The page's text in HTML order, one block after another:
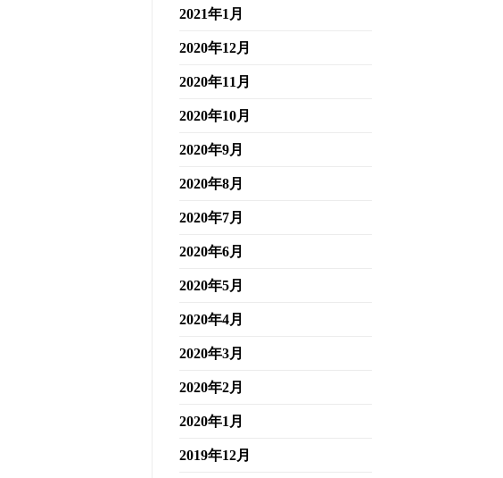
2021年1月
2020年12月
2020年11月
2020年10月
2020年9月
2020年8月
2020年7月
2020年6月
2020年5月
2020年4月
2020年3月
2020年2月
2020年1月
2019年12月